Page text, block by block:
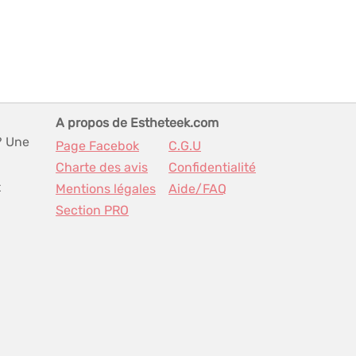
Une
A propos de Estheteek.com
Page Facebok
C.G.U
Charte des avis
Confidentialité
Mentions légales
Aide/FAQ
Section PRO